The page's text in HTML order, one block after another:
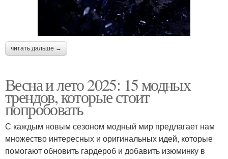
читать дальше →
Весна и лето 2025: 15 модных
трендов, которые стоит
попробовать
С каждым новым сезоном модный мир предлагает нам
множество интересных и оригинальных идей, которые
помогают обновить гардероб и добавить изюминку в